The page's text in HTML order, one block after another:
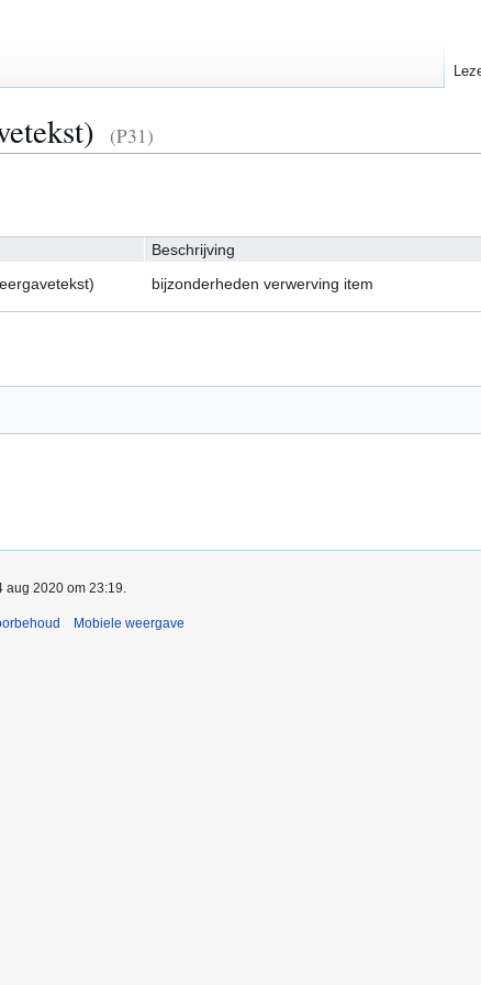
(P31)
Beschrijving
bijzonderheden verwerving item
aug 2020 om 23:19.
Mobiele weergave